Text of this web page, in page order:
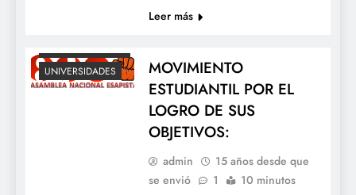
Leer más
UNIVERSIDADES
MOVIMIENTO
ESTUDIANTIL POR EL
LOGRO DE SUS
OBJETIVOS:
admin
15 años desde que
se envió
1 10 minutos